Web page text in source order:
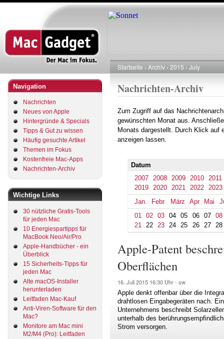
Direkt
zum
Navigation
Nachrichten
Neues von Apple
Hintergründe & Specials
Tipps & Gut zu wissen
Häufig gesuchte Artikel
Themen im Fokus
Kostenfreie Mac-Apps
Nachrichten-Archiv
Wichtige Links
30 nützliche Gratis-Tools
für jeden Mac
10 Energiespartipps für
MacBook Neo/Air/Pro
Apple-Handbücher - ein
Überblick
15 Sicherheits-Tipps für
jeden Mac
Alte macOS-Installer
herunterladen
Leitfaden Mac-Kauf
Anti-Viren-Software für den
Mac?
Monitore am Mac mini
M2/M4 (Pro): Leitfaden
Pfadnavigation
Startseite Archiv 2015 July
Nachrichten-Archiv
Zum Zugriff auf das
gewünschten Monat aus.
Monats dargestellt. Durch Klick auf
anzeigen lassen.
Datum
2007
2008 2009 2010
2011
2019
2020 2021 2022
2023
Jan.
Febr. März Apr Mai
01
02 03 04 05 06 07
08
21
22 23 24 25 26 27 28
Apple-Patent
Oberflächen
16. Juli 2015 16:30 Uhr - sw
Apple denkt offenbar über die
drahtlosen Eingabegeräten nach.
Unternehmens beschreibt
unterhalb des
Strom versorgen.